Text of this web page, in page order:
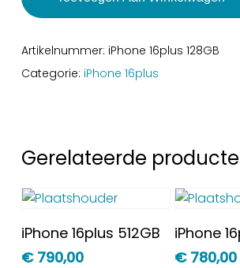
Artikelnummer: iPhone 16plus 128GB
Categorie: iPhone 16plus
Gerelateerde
Toevoegen Aan
Winkelwagen
iPhone 16plus 512GB
€790,00
iPhone
€780,00